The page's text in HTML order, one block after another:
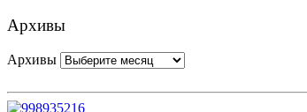
Архивы
Архивы